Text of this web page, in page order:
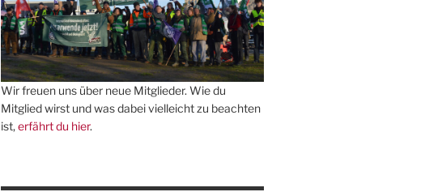
Wir freuen uns über neue Mitglieder. Wie du
Mitglied wirst und was dabei vielleicht zu beachten
ist,erfährt du hier.